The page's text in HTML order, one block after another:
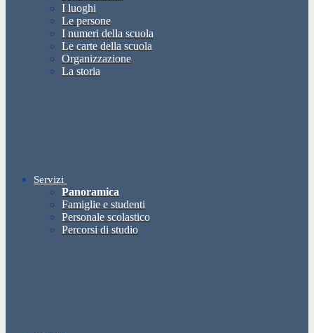
I luoghi
Le persone
I numeri della scuola
Le carte della scuola
Organizzazione
La storia
Servizi
Panoramica
Famiglie e studenti
Personale scolastico
Percorsi di studio